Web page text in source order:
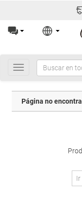
Toggle
navigation
Página no
Ir